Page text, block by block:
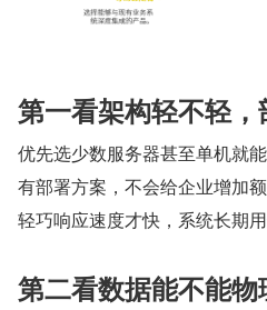
第一看架构轻不轻，
优先选少数服务器甚至单机就
有部署方案，不会给企业增加
轻巧响应速度才快，系统长期用
第二看数据能不能